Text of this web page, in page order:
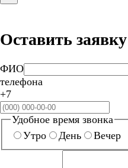
Оставить заявку
ФИО
телефона
+7
Удобное время звонка
Утро
День Вечер